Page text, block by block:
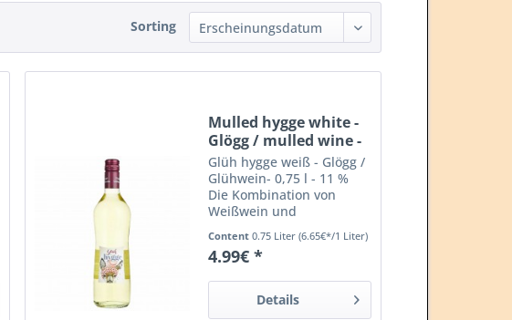
Sorting
Mulled hygge white -
Glögg / mulled wine -
0.75...
Glüh hygge weiß - Glögg /
Glühwein- 0,75 l - 11 %
Die Kombination von
Weißwein und
klassischen winterlichen
Gewürzaromen verleihen
diesem Glögg / Glühwein
den besonderen
Geschmack. Das ideale
und "hyggelige" Getränk
Content0.75 Liter(6.65€*/1 Liter)
4.99€ *
Details